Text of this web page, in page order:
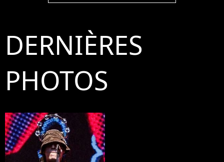
DERNIÈRES
PHOTOS